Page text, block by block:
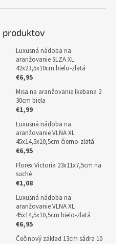
produktov
Luxusná nádoba na
aranžovanie SLZA XL
42x23,5x10cm bielo-zlatá
€6,95
Misa na aranžovanie Ikebana 2
30cm biela
€1,99
Luxusná nádoba na
aranžovanie VLNA XL
45x14,5x10,5cm čierno-zlatá
€6,95
Florex Victoria 23x11x7,5cm na
suché
€1,08
Luxusná nádoba na
aranžovanie VLNA XL
45x14,5x10,5cm bielo-zlatá
€6,95
Čečinový základ 13cm sádra 10